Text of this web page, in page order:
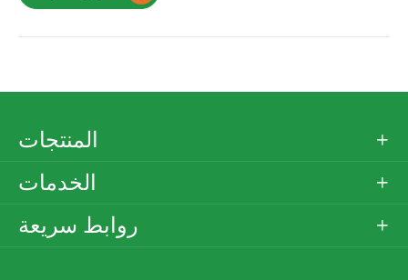
المنتجات 
الخدمات 
روابط سريعة 